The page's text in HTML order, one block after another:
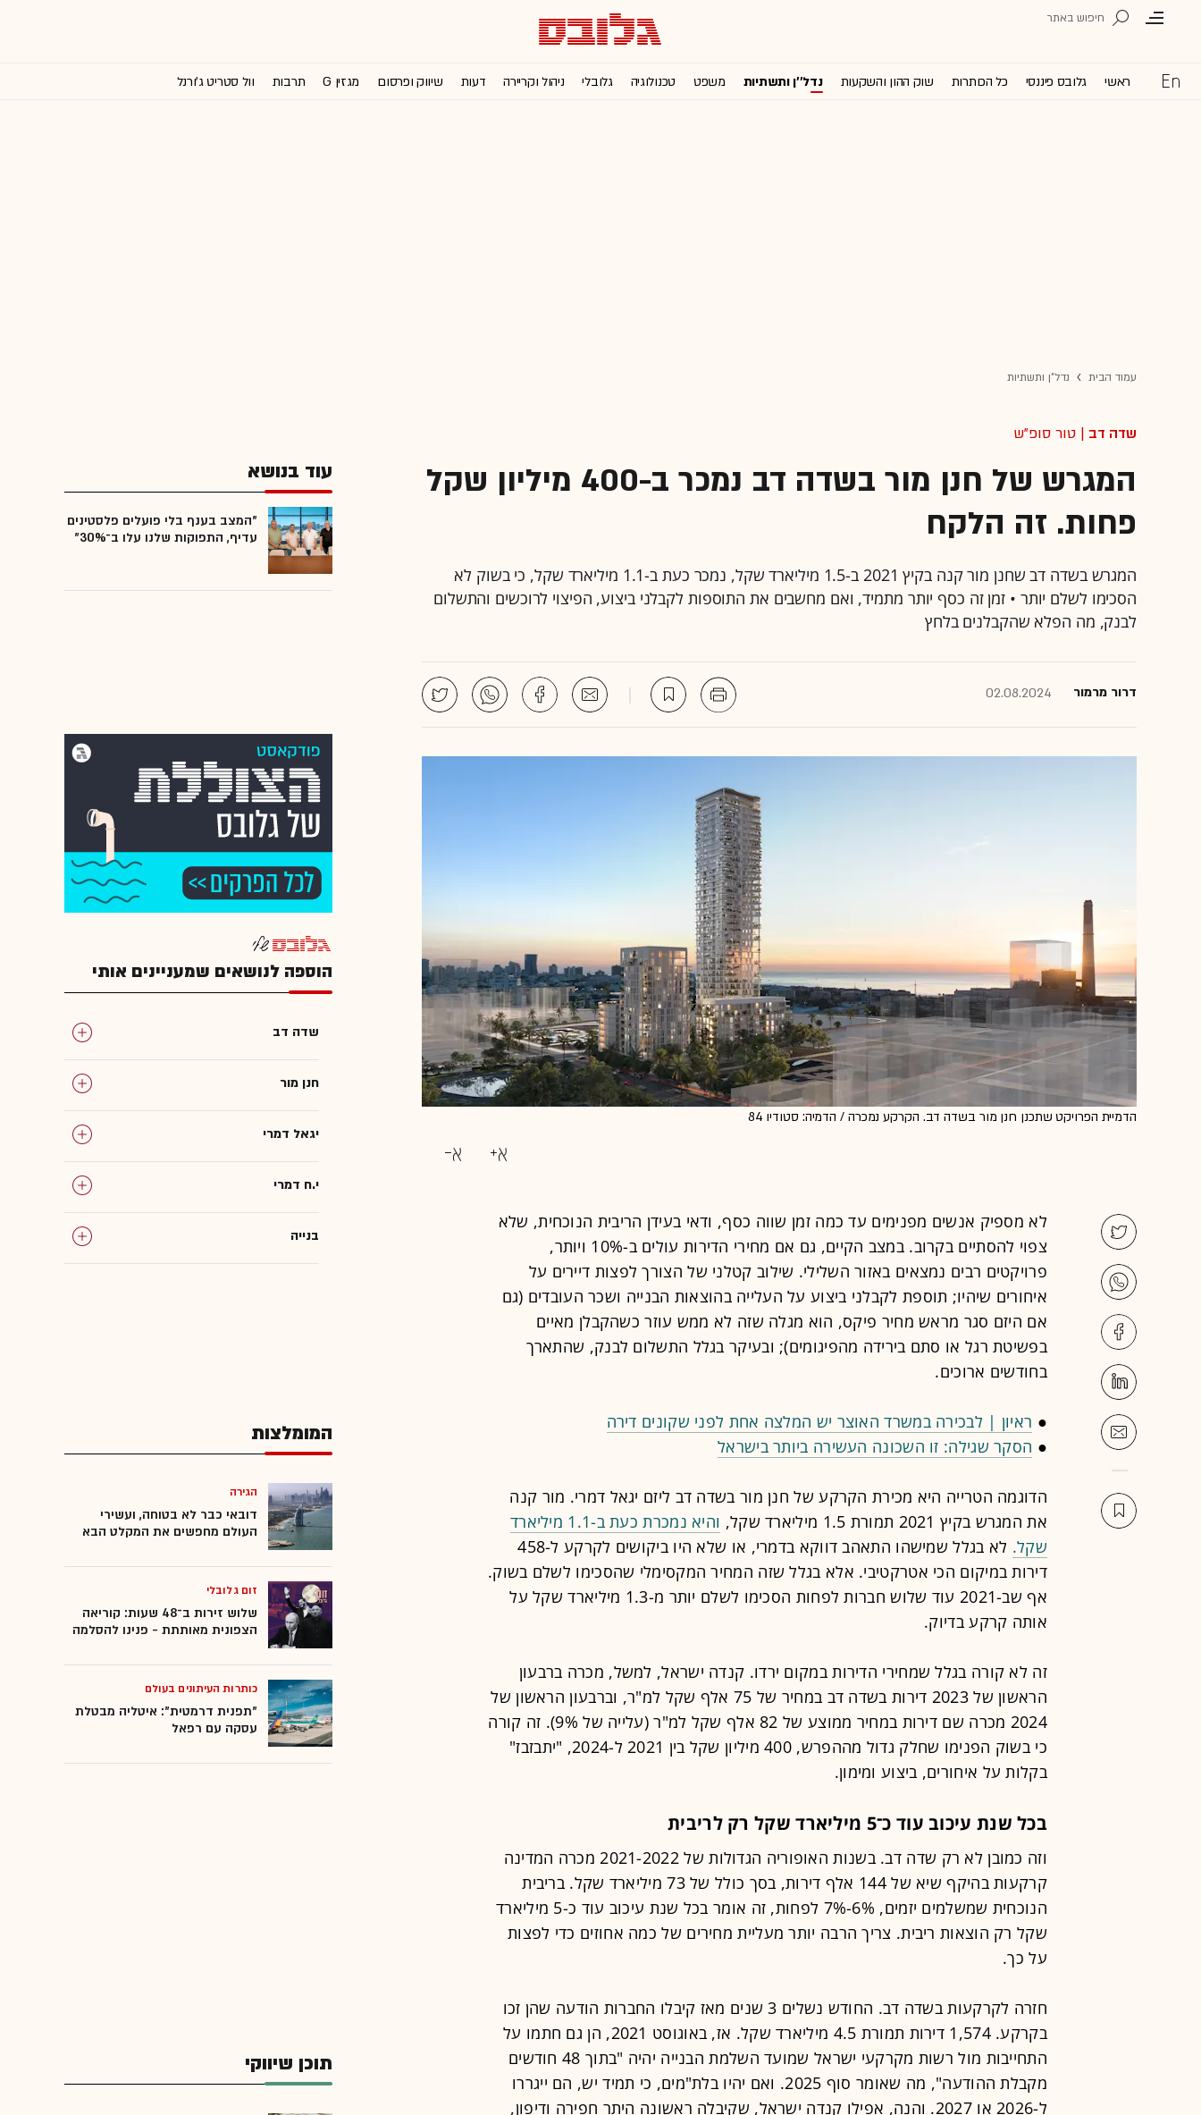
ראשי גלובס פיננסי כל הכותרות שוק ההון והשקעות נדל''ן ותשתיות משפט טכנולוגיה גלובלי ניהול וקריירה דעות שיווק ופרסום מגזין G תרבות וול סטריט ג'ורנל
עמוד הבית נדל"ן ותשתיות
שדה דב | טור סופ"ש
המגרש של חנן מור בשדה דב נמכר ב-400 מיליון שקל
פחות. זה הלקח
המגרש בשדה דב שחנן מור קנה בקיץ 2021 ב-1.5 מיליארד שקל, נמכר כעת ב-1.1 מיליארד שקל, כי בשוק לא
הסכימו לשלם יותר • זמן זה כסף יותר מתמיד, ואם מחשבים את התוספות לקבלני ביצוע, הפיצוי לרוכשים והתשלום
לבנק, מה הפלא שהקבלנים בלחץ
דרור מרמור 02.08.2024
הדמיית הפרויקט שתכנן חנן מור בשדה דב. הקרקע נמכרה / הדמיה: סטודיו 84
לא מספיק אנשים מפנימים עד כמה זמן שווה כסף, ודאי בעידן הריבית הנוכחית, שלא
צפוי להסתיים בקרוב. במצב הקיים, גם אם מחירי הדירות עולים ב-10% ויותר,
פרויקטים רבים נמצאים באזור השלילי. שילוב קטלני של הצורך לפצות דיירים על
איחורים שיהיו; תוספת לקבלני ביצוע על העלייה בהוצאות הבנייה ושכר העובדים (גם
אם היזם סגר מראש מחיר פיקס, הוא מגלה שזה לא ממש עוזר כשהקבלן מאיים
בפשיטת רגל או סתם בירידה מהפיגומים); ובעיקר בגלל התשלום לבנק, שהתארך
בחודשים ארוכים.
● ראיון | לבכירה במשרד האוצר יש המלצה אחת לפני שקונים דירה
● הסקר שגילה: זו השכונה העשירה ביותר בישראל
הדוגמה הטרייה היא מכירת הקרקע של חנן מור בשדה דב ליזם יגאל דמרי. מור קנה
את המגרש בקיץ 2021 תמורת 1.5 מיליארד שקל,
והיא נמכרת כעת ב-1.1 מיליארד
שקל.
לא בגלל שמישהו התאהב דווקא בדמרי, או שלא היו ביקושים לקרקע ל-458
דירות במיקום הכי אטרקטיבי. אלא בגלל שזה המחיר המקסימלי שהסכימו לשלם בשוק.
אף שב-2021 עוד שלוש חברות לפחות הסכימו לשלם יותר מ-1.3 מיליארד שקל על
אותה קרקע בדיוק.
זה לא קורה בגלל שמחירי הדירות במקום ירדו. קנדה ישראל, למשל, מכרה ברבעון
הראשון של 2023 דירות בשדה דב במחיר של 75 אלף שקל למ"ר, וברבעון הראשון של
2024 מכרה שם דירות במחיר ממוצע של 82 אלף שקל למ"ר (עלייה של 9%). זה קורה
כי בשוק הפנימו שחלק גדול מההפרש, 400 מיליון שקל בין 2021 ל-2024, "יתבזבז"
בקלות על איחורים, ביצוע ומימון.
בכל שנת עיכוב עוד כ־5 מיליארד שקל רק לריבית
וזה כמובן לא רק שדה דב. בשנות האופוריה הגדולות של 2021-2022 מכרה המדינה
קרקעות בהיקף שיא של 144 אלף דירות, בסך כולל של 73 מיליארד שקל. בריבית
הנוכחית שמשלמים יזמים, 6%-7% לפחות, זה אומר בכל שנת עיכוב עוד כ-5 מיליארד
שקל רק הוצאות ריבית. צריך הרבה יותר מעליית מחירים של כמה אחוזים כדי לפצות
על כך.
חזרה לקרקעות בשדה דב. החודש נשלים 3 שנים מאז קיבלו החברות הודעה שהן זכו
בקרקע. 1,574 דירות תמורת 4.5 מיליארד שקל. אז, באוגוסט 2021, הן גם חתמו על
התחייבות מול רשות מקרקעי ישראל שמועד השלמת הבנייה יהיה "בתוך 48 חודשים
מקבלת ההודעה", מה שאומר סוף 2025. ואם יהיו בלת"מים, כי תמיד יש, הם ייגררו
ל-2026 או 2027. והנה, אפילו קנדה ישראל, שקיבלה ראשונה היתר חפירה ודיפון,
עוד בנושא
"המצב בענף בלי פועלים פלסטינים
עדיף, התפוקות שלנו עלו ב־30%"
הוספה לנושאים שמעניינים אותי
שדה דב
חנן מור
יגאל דמרי
י.ח דמרי
בנייה
המומלצות
הגירה
דובאי כבר לא בטוחה, ועשירי
העולם מחפשים את המקלט הבא
זום גלובלי
שלוש זירות ב־48 שעות: קוריאה
הצפונית מאותתת - פנינו להסלמה
כותרות העיתונים בעולם
"תפנית דרמטית": איטליה מבטלת
עסקה עם רפאל
תוכן שיווקי